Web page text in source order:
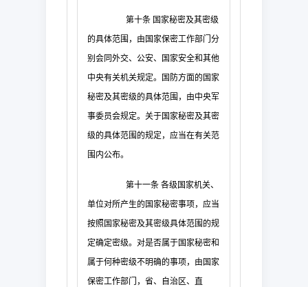
第十条 国家秘密及其密级
的具体范围，由国家保密工作部门分
别会同外交、公安、国家安全和其他
中央有关机关规定。国防方面的国家
秘密及其密级的具体范围，由中央军
事委员会规定。关于国家秘密及其密
级的具体范围的规定，应当在有关范
围内公布。
第十一条 各级国家机关、
单位对所产生的国家秘密事项，应当
按照国家秘密及其密级具体范围的规
定确定密级。对是否属于国家秘密和
属于何种密级不明确的事项，由国家
保密工作部门，省、自治区、直